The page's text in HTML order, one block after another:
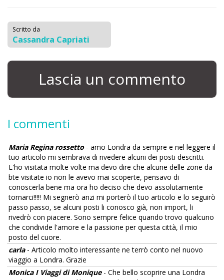
Scritto da
Cassandra Capriati
Lascia un commento
I commenti
Maria Regina rossetto- amo Londra da sempre e nel leggere il
tuo articolo mi sembrava di rivedere alcuni dei posti descritti.
L'ho visitata molte volte ma devo dire che alcune delle zone da
bte visitate io non le avevo mai scoperte, pensavo di
conoscerla bene ma ora ho deciso che devo assolutamente
tornarci!!!!! Mi segnerò anzi mi porterò il tuo articolo e lo seguirò
passo passo, se alcuni posti li conosco già, non import, li
rivedrò con piacere. Sono sempre felice quando trovo qualcuno
che condivide l'amore e la passione per questa città, il mio
posto del cuore.
carla - Articolo molto interessante ne terrò conto nel nuovo
viaggio a Londra. Grazie
Monica I Viaggi di Monique- Che bello scoprire una Londra